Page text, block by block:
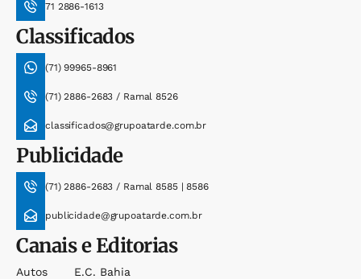
71 2886-1613
Classificados
(71) 99965-8961
(71) 2886-2683 / Ramal 8526
classificados@grupoatarde.com.br
Publicidade
(71) 2886-2683 / Ramal 8585 | 8586
publicidade@grupoatarde.com.br
Canais e Editorias
Autos
E.c. Bahia